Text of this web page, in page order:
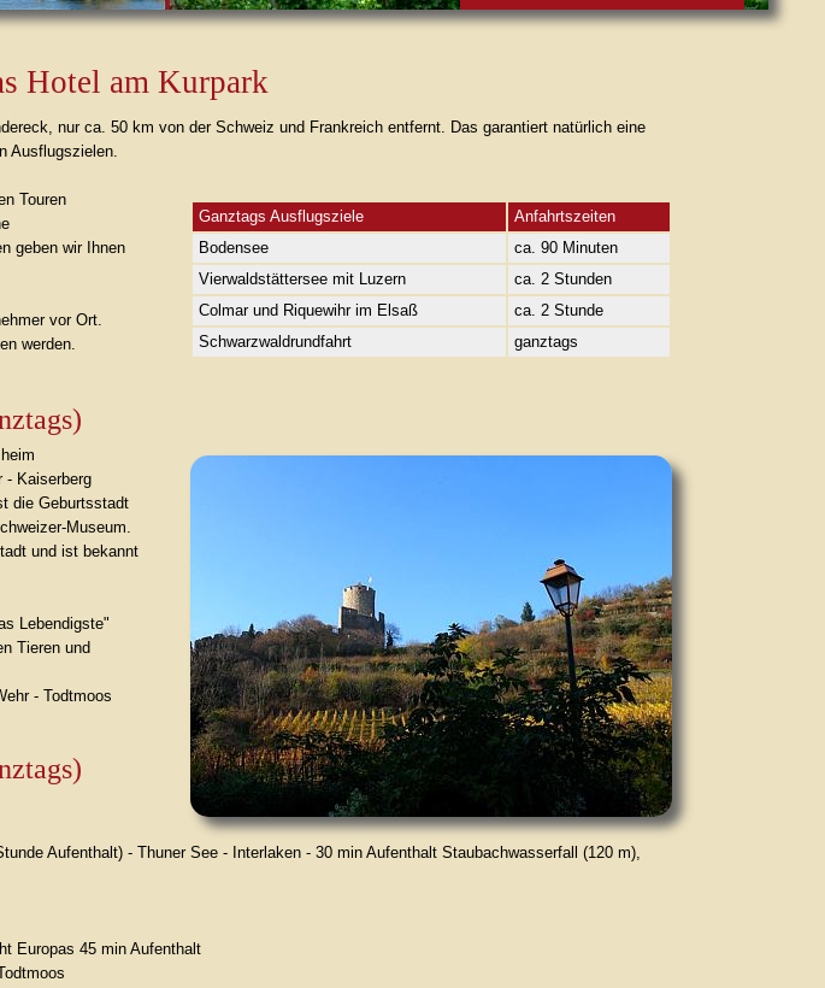
Hotel am Kurpark
nur ca. 50 km von der Schweiz und Frankreich entfernt. Das garantiert natürlich eine
Ausflugszielen.
Ganztags Ausflugsziele
Anfahrtszeiten
Bodensee
ca. 90 Minuten
Vierwaldstättersee mit Luzern
ca. 2 Stunden
Colmar und Riquewihr im Elsaß
ca. 2 Stunde
Schwarzwaldrundfahrt
ganztags
Touren
geben wir Ihnen
vor Ort.
werden.
- Kaiserberg
die Geburtsstadt
Museum.
und ist bekannt
Lebendigste"
Tieren und
- Todtmoos
Aufenthalt) - Thuner See - Interlaken - 30 min Aufenthalt Staubachwasserfall (120 m),
Europas 45 min Aufenthalt